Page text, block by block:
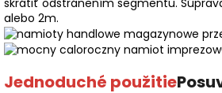
skrátiť odstránením segmentu.
alebo 2m.
Jednoduché použitie